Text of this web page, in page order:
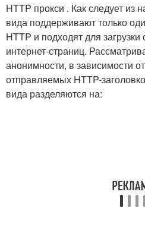
HTTP прокси . Как следует из
вида поддерживают только
HTTP и подходят для
интернет-страниц.
анонимности, в зависимости
отправляемых HTTP-
вида разделяются на: